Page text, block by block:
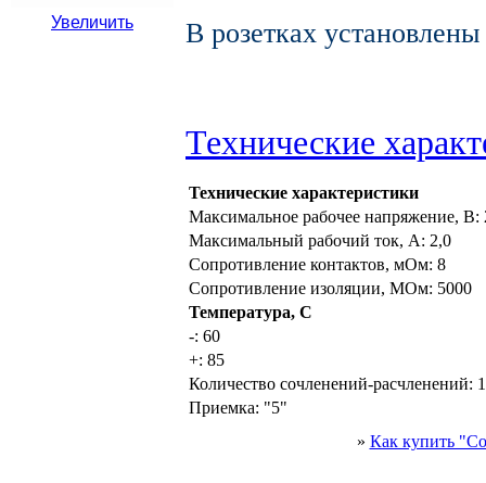
Увеличить
В розетках
Технические
Технические характеристики
Максимальное рабочее напряжение, В:
Максимальный рабочий ток, А: 2,0
Сопротивление контактов, мОм: 8
Сопротивление изоляции, МОм: 5000
Температура, С
-: 60
+: 85
Количество сочленений-расчленений:
Приемка: "5"
» Как купить